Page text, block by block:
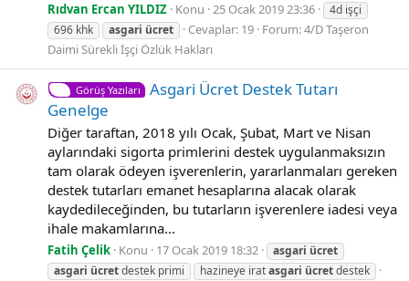
Rıdvan Ercan YILDIZ Konu 25 Ocak 2019 23:36
4d işçi
696 khk
asgari ücret Cevaplar: 19 Forum:4/D Taşeron
Daimi Sürekli İşçi Özlük Hakları
Görüş Yazıları
Asgari Ücret Destek Tutarı
Genelge
Diğer taraftan, 2018 yılı Ocak, Şubat, Mart ve Nisan
aylarındaki sigorta primlerini destek uygulanmaksızın
tam olarak ödeyen işverenlerin, yararlanmaları gereken
destek tutarları emanet hesaplarına alacak olarak
kaydedileceğinden, bu tutarların işverenlere iadesi veya
ihale makamlarına...
Fatih Çelik Konu 17 Ocak 2019 18:32 asgari ücret
asgari ücretdestek primi hazineye iratasgari ücretdestek